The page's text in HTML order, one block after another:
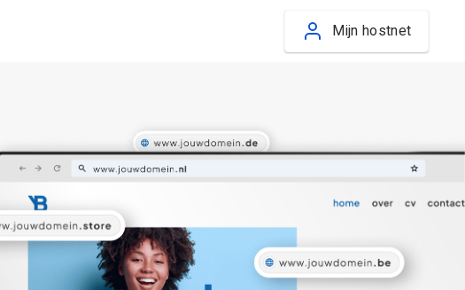
Mijn hostnet